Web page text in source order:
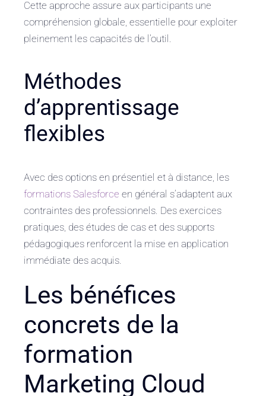
Cette approche assure aux participants une
compréhension globale, essentielle pour exploiter
pleinement les capacités de l’outil.
Méthodes
d’apprentissage
flexibles
Avec des options en présentiel et à distance, les
formations Salesforce en général s’adaptent aux
contraintes des professionnels. Des exercices
pratiques, des études de cas et des supports
pédagogiques renforcent la mise en application
immédiate des acquis.
Les bénéfices
concrets de la
formation
Marketing Cloud